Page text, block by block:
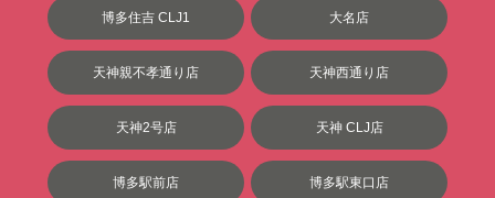
博多住吉 CLJ1 大名店
天神親不孝通り店 天神西通り店
天神2号店 天神 CLJ店
博多駅前店 博多駅東口店